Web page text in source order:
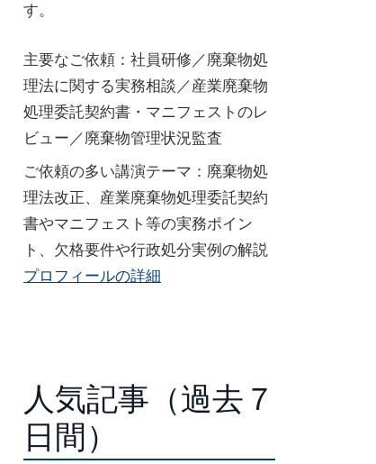
す。
主要なご依頼：社員研修／廃棄物処
理法に関する実務相談／産業廃棄物
処理委託契約書・マニフェストのレ
ビュー／廃棄物管理状況監査
ご依頼の多い講演テーマ：廃棄物処
理法改正、産業廃棄物処理委託契約
書やマニフェスト等の実務ポイン
ト、欠格要件や行政処分実例の解説
プロフィールの詳細
人気記事（過去７
日間）